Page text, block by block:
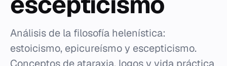
Análisis de la filosofía helenística:
estoicismo, epicureísmo y escepticismo.